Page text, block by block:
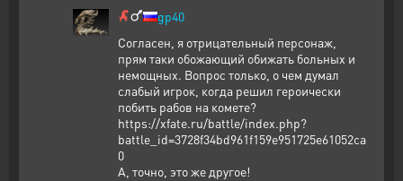
gp40
Согласен, я отрицательный персонаж,
прям таки обожающий обижать больных и
немощных. Вопрос только, о чем думал
слабый игрок, когда решил героически
побить рабов на комете?
https://xfate.ru/battle/index.php?
battle_id=3728f34bd961f159e951725e61052ca
0
А, точно, это же другое!